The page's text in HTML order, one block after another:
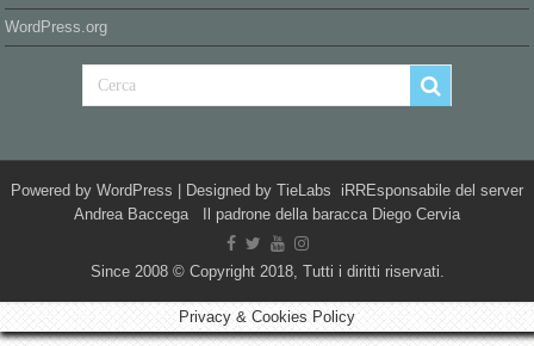
WordPress.org
Powered by WordPress | Designed by TieLabs iRREsponsabile del server
Andrea Baccega Il padrone della baracca Diego Cervia
Since 2008 © Copyright 2018, Tutti i diritti riservati.
Privacy & Cookies Policy